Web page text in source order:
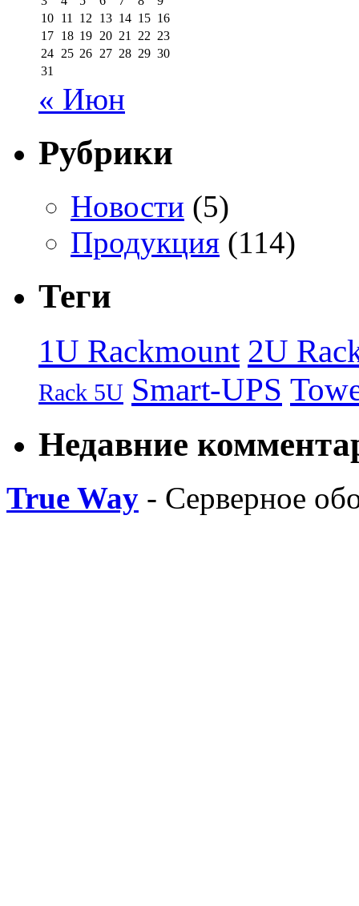
10 11 12 13 14 15 16
17 18 19 20 21 22 23
24 25 26 27 28 29 30
31
« Июн
Рубрики
Новости (5)
Продукция (114)
Теги
1U Rackmount 2U
Rack 5U Smart-UPS
Недавние
True Way - Серверное